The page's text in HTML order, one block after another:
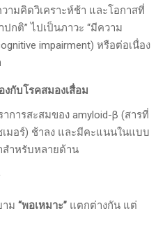
ามคิดวิเคราะห์ช้า และโอกาสที่
กติ” ไปเป็นภาวะ “มีความ
impairment) หรือต่อเนื่อง
กับโรคสมองเสื่อม
ารสะสมของ amyloid-β (สารที่
มอร์) ช้าลง และมีคะแนนในแบบ
ำหรับหลายด้าน
ม “พอเหมาะ” แตกต่างกัน แต่